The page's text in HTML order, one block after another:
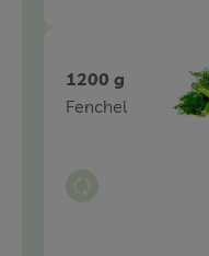
1200 g
Fenchel
Auswahl ändern